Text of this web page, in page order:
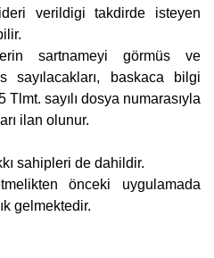
verildigi takdirde isteyen
sartnameyi görmüs ve
sayılacakları, baskaca bilgi
sayılı dosya numarasıyla
ilan olunur.
sahipleri de dahildir.
önceki uygulamada
gelmektedir.